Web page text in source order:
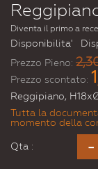
Diventa il primo a
Disponibilita'
Prezzo Pieno:
Prezzo scontato:
Reggipiano,
Tutta la
momento della
Qta :